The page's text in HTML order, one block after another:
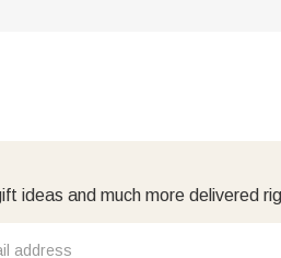
ideas and much more delivered